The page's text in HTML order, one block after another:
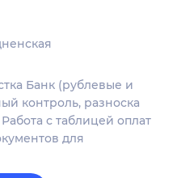
Банк (рублевые и
контроль, разноска
с таблицей оплат
для